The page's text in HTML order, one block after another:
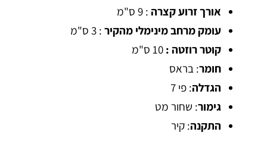
אורך זרוע קצרה : 9 ס"מ
עומק מרחב מינימלי מהקיר : 3 ס"מ
קוטר רוזטה : 10 ס"מ
חומר: בראס
הגדלה: פי 7
גימור: שחור מט
התקנה: קיר